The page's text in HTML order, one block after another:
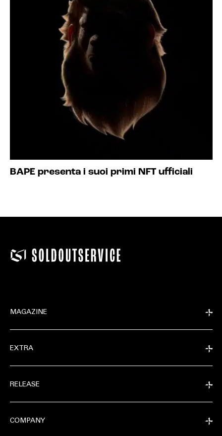
BAPE presenta i suoi primi NFT ufficiali
MAGAZINE
EXTRA
RELEASE
COMPANY